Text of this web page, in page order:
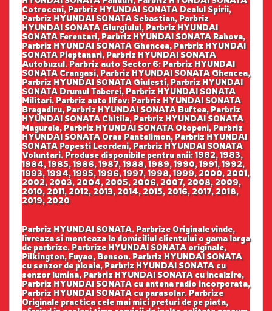
Cotroceni, Parbriz HYUNDAI SONATA Dealul Spirii,
Parbriz HYUNDAI SONATA Sebastian, Parbriz
HYUNDAI SONATA Giurgiului, Parbriz HYUNDAI
SONATA Ferentari, Parbriz HYUNDAI SONATA Rahova,
Parbriz HYUNDAI SONATA Ghencea, Parbriz HYUNDAI
SONATA Pieptanari, Parbriz HYUNDAI SONATA
Autobuzul. Parbriz auto Sector 6: Parbriz HYUNDAI
SONATA Crangasi, Parbriz HYUNDAI SONATA Ghencea,
Parbriz HYUNDAI SONATA Giulesti, Parbriz HYUNDAI
SONATA Drumul Taberei, Parbriz HYUNDAI SONATA
Militari. Parbriz auto Ilfov: Parbriz HYUNDAI SONATA
Bragadiru, Parbriz HYUNDAI SONATA Buftea, Parbriz
HYUNDAI SONATA Chitila, Parbriz HYUNDAI SONATA
Magurele, Parbriz HYUNDAI SONATA Otopeni, Parbriz
HYUNDAI SONATA Oras Pantelimon, Parbriz HYUNDAI
SONATA Popesti Leordeni, Parbriz HYUNDAI SONATA
Voluntari. Produse disponibile pentru anii: 1982, 1983,
1984, 1985, 1986, 1987, 1988, 1989, 1990, 1991, 1992,
1993, 1994, 1995, 1996, 1997, 1998, 1999, 2000, 2001,
2002, 2003, 2004, 2005, 2006, 2007, 2008, 2009,
2010, 2011, 2012, 2013, 2014, 2015, 2016, 2017, 2018,
2019, 2020
Parbriz HYUNDAI SONATA. Parbrize Originale vinde,
livreaza si monteaza la domiciliul clientului o gama larga
de parbrize. Parbrize HYUNDAI SONATA originale,
Pilkington, Fuyao, Benson. Parbriz HYUNDAI SONATA
cu senzor de ploaie, Parbriz HYUNDAI SONATA cu
senzor lumina, Parbriz HYUNDAI SONATA cu incalzire,
Parbriz HYUNDAI SONATA cu antena radio incorporata,
Parbriz HYUNDAI SONATA cu parasolar. Parbrize
Originale practica cele mai mici preturi de pe piata,